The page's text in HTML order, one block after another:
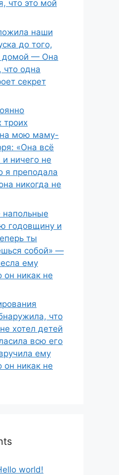
что это мой
наши
до того,
домой — Она
что одна
секрет
троих
на мою маму-
«Она всё
ничего не
я преподала
никогда не
годовщину и
ты
собой» —
ему
он никак не
что
хотел детей
всю его
ему
он никак не
world!